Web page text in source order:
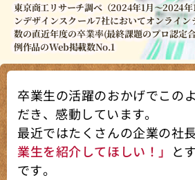
東京商工リサーチ調べ（2024年1月～2024
ンデザインスクール7社においてオンライ
数の直近年度の卒業率(最終課題のプロ認定
例作品のWeb掲載数No.1
卒業生の活躍のおかげでこの
だき、感動しています。
最近ではたくさんの企業の社
業生を紹介してほしい！」 と
です。